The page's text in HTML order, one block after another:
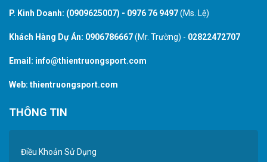
P. Kinh Doanh: (0909625007) - 0976 76 9497(Ms. Lệ)
Khách Hàng Dự Án: 0906786667(Mr. Trường) - 02822472707
Email: info@thientruongsport.com
Web: thientruongsport.com
THÔNG TIN
Điều Khoản Sử Dụng